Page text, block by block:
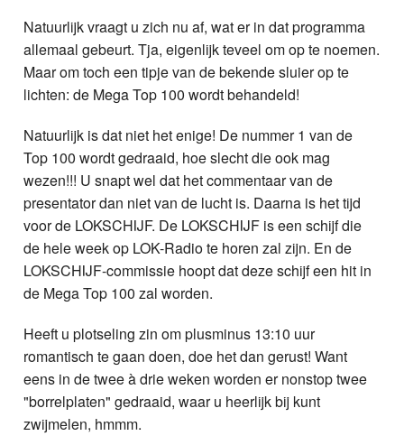
Webcam
Info
Natuurlijk vraagt u zich nu af, wat er in dat programma
allemaal gebeurt. Tja, eigenlijk teveel om op te noemen.
Maar om toch een tipje van de bekende sluier op te
lichten: de Mega Top 100 wordt behandeld!
Natuurlijk is dat niet het enige! De nummer 1 van de
Top 100 wordt gedraaid, hoe slecht die ook mag
wezen!!! U snapt wel dat het commentaar van de
presentator dan niet van de lucht is. Daarna is het tijd
voor de LOKSCHIJF. De LOKSCHIJF is een schijf die
de hele week op LOK-Radio te horen zal zijn. En de
LOKSCHIJF-commissie hoopt dat deze schijf een hit in
de Mega Top 100 zal worden.
Heeft u plotseling zin om plusminus 13:10 uur
romantisch te gaan doen, doe het dan gerust! Want
eens in de twee à drie weken worden er nonstop twee
"borrelplaten" gedraaid, waar u heerlijk bij kunt
zwijmelen, hmmm.